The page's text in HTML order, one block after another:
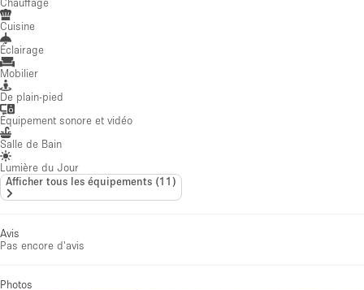
Cuisine
Éclairage
Mobilier
De plain-pied
Équipement sonore et vidéo
Salle de Bain
Lumière du Jour
Afficher tous les équipements (11)
Avis
Pas encore d'avis
Photos